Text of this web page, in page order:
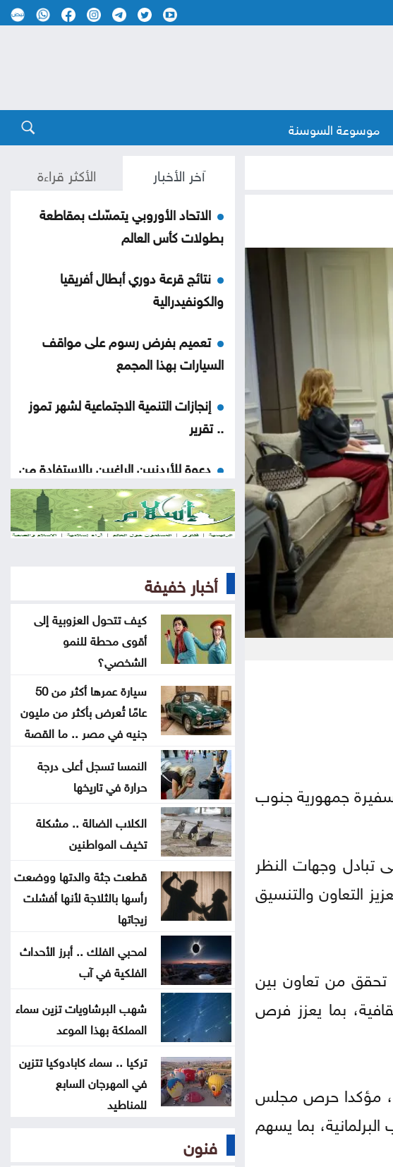
موسوعة السوسنة
سفيرة جمهورية جنوب
تبادل وجهات النظر
التعاون والتنسيق
تحقق من تعاون بين
بما يعزز فرص
مؤكدا حرص مجلس
بما يسهم
آخر الأخبار الأكثر قراءة
الاتحاد الأوروبي يتمسّك بمقاطعة
بطولات كأس العالم
نتائج قرعة دوري أبطال أفريقيا
والكونفيدرالية
تعميم بفرض رسوم على مواقف
السيارات بهذا المجمع
إنجازات التنمية الاجتماعية لشهر تموز
.. تقرير
دعوة للأردنيين الراغبين بالاستفادة من
خدمات الضمان الإلكترونية
ضبط بئر مخالفة واعتداءات على المياه
افتتاح مركز الخدمات الحكومي في
عجلون
إغلاق باب التسجيل للمشاركة في
معرض الكتاب
فيدان يستنكر الهجمات الإسرائيلية
السعايدة يبحث مع علاوي تعزيز
التعاون البرلماني
كيف تتحول العزوبية إلى أقوى محطة
للنمو الشخصي؟
هدية مجانية للجيولوجيا الكوكبية:
في فهم أسرار القمر
إطلاق برنامج الدكتوراه في التمريض
بجامعة التكنولوجيا
تأسيس رابطة أندية المحترفين لكرة
القدم
أردنية .. تقرير رسمي يكشف أخطر أبواب
أخبار خفيفة
كيف تتحول العزوبية إلى
أقوى محطة للنمو
الشخصي؟
سيارة عمرها أكثر من 50
عامًا تُعرض بأكثر من مليون
جنيه في مصر .. ما القصة
النمسا تسجل أعلى درجة
حرارة في تاريخها
الكلاب الضالة .. مشكلة
تخيف المواطنين
قطعت جثة والدتها ووضعت
رأسها بالثلاجة لأنها أفشلت
زيجاتها
لمحبي الفلك .. أبرز الأحداث
الفلكية في آب
شهب البرشاويات تزين سماء
المملكة بهذا الموعد
تركيا .. سماء كابادوكيا تتزين
في المهرجان السابع
للمناطيد
فنون